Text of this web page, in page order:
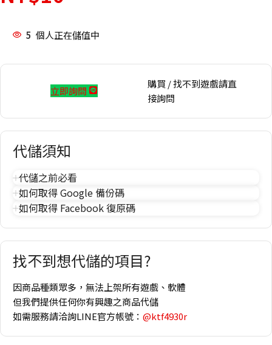
5 個人正在儲值中
立即詢問
購買 / 找不到遊戲請直
接詢問
代儲須知
代儲之前必看
如何取得 Google 備份碼
如何取得 Facebook 復原碼
找不到想代儲的項目?
因商品種類眾多，無法上架所有遊戲、軟體
但我們提供任何你有興趣之商品代儲
如需服務請洽詢LINE官方帳號： @ktf4930r